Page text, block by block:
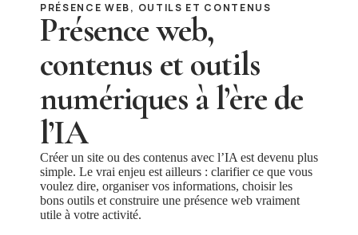
PRÉSENCE WEB, OUTILS ET CONTENUS
Présence web,
contenus et outils
numériques à l’ère de
l’IA
Créer un site ou des contenus avec l’IA est devenu plus
simple. Le vrai enjeu est ailleurs : clarifier ce que vous
voulez dire, organiser vos informations, choisir les
bons outils et construire une présence web vraiment
utile à votre activité.